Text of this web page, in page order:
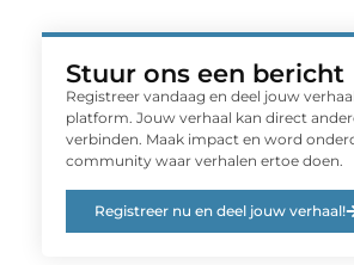
Stuur ons een bericht
Registreer vandaag en deel jouw
platform. Jouw verhaal kan direct
verbinden. Maak impact en word
community waar verhalen ertoe doen.
Registreer nu en deel jouw verhaal!